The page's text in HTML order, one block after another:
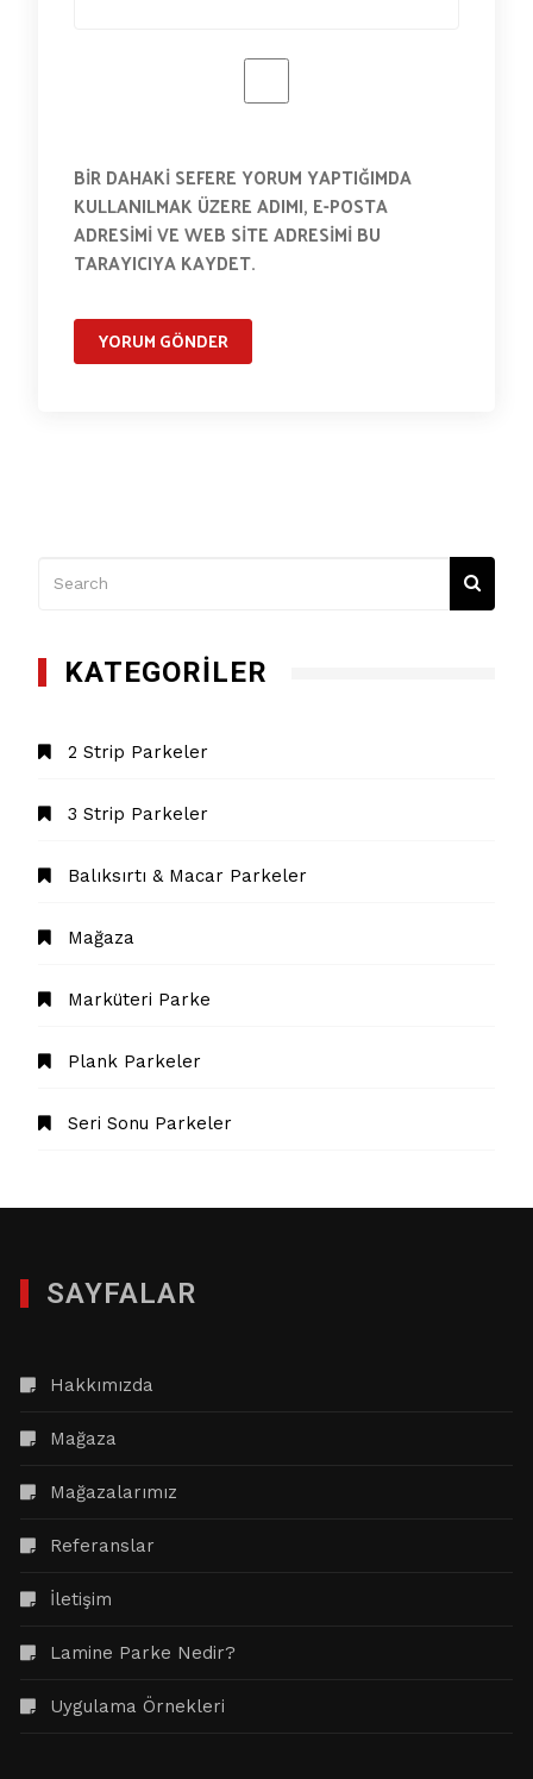
BIR DAHAKI SEFERE YORUM YAPTIĞIMDA
KULLANILMAK ÜZERE ADIMI, E-POSTA
ADRESIMI VE WEB SITE ADRESIMI BU
TARAYICIYA KAYDET.
KATEGORILER
2 Strip Parkeler
3 Strip Parkeler
Balıksırtı & Macar Parkeler
Mağaza
Marküteri Parke
Plank Parkeler
Seri Sonu Parkeler
SAYFALAR
Hakkımızda
Mağaza
Mağazalarımız
Referanslar
İletişim
Lamine Parke Nedir?
Uygulama Örnekleri